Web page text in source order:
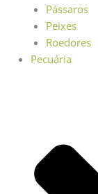
Pássaros
Peixes
Roedores
Pecuária